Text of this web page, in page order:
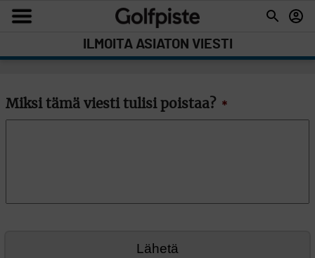
ILMOITA ASIATON VIESTI
Miksi tämä viesti tulisi poistaa? *